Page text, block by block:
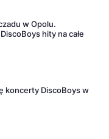
w Opolu.
hity na całe
koncerty DiscoBoys w